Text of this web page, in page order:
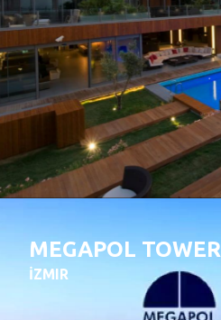
MEGAPOL TOWER
İZMIR